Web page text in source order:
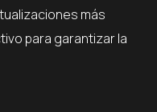
más
para garantizar la